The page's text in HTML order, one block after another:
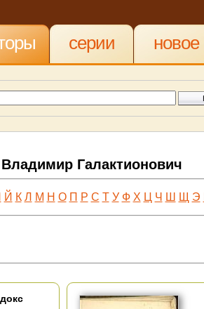
серии новое
Галактионович
Й К Л М Н О П Р С Т У Ф Х Ц Ч Ш Щ Э